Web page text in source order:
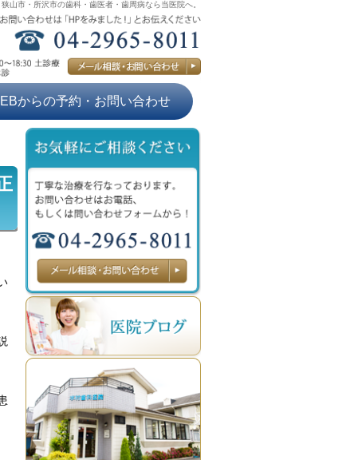
山市・所沢市の歯科・歯医者・歯周病なら当医院へ。
からの予約・お問い合わせ